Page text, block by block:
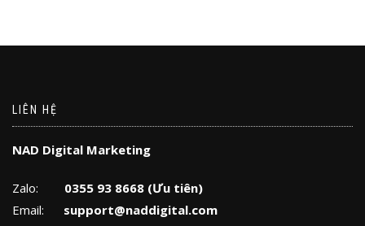
LIÊN HỆ
NAD Digital Marketing
Zalo: 0355 93 8668 (Ưu tiên)
Email: support@naddigital.com